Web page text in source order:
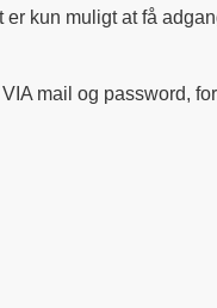
kun muligt at få
mail og password,